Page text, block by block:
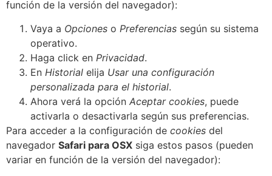
función de la versión del navegador):
Vaya a Opciones o Preferencias según su sistema
operativo.
Haga click en Privacidad.
En Historial elija Usar una configuración
personalizada para el historial.
Ahora verá la opción Aceptar cookies, puede
activarla o desactivarla según sus preferencias.
Para acceder a la configuración de cookies del
navegador Safari para OSX siga estos pasos (pueden
variar en función de la versión del navegador):